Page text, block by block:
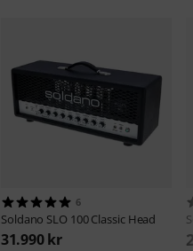
6
Soldano SLO 100 Classic Head
31.990 kr